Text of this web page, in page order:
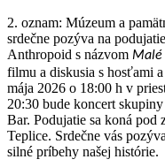
2. oznam: Múzeum a
srdečne pozýva na
Anthropoid s názvom Malé
filmu a diskusia s hosťami
mája 2026 o 18:00 h v
20:30 bude koncert
Bar. Podujatie sa koná pod
Teplice. Srdečne vás
silné príbehy našej histórie.